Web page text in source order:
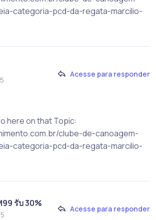
categoria-pcd-da-regata-marcilio-
Acesse para responder
here on that Topic:
clube-de-canoagem-
categoria-pcd-da-regata-marcilio-
รับ 30%
Acesse para responder